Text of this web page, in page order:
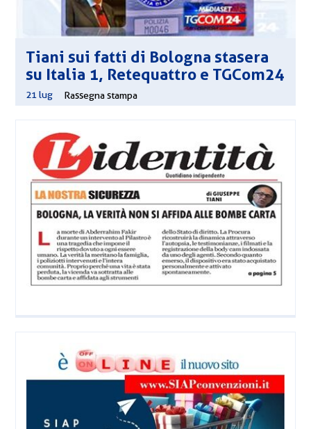
Tiani sui fatti di Bologna stasera
su Italia 1, Retequattro e TGCom24
21 lug Rassegna stampa